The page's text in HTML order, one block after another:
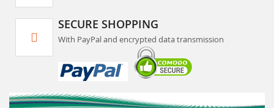
SECURE SHOPPING
With PayPal and encrypted data transmission